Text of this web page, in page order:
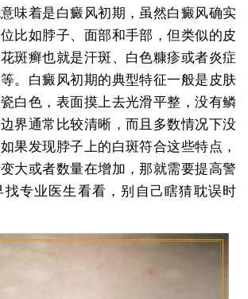
味着是白癜风初期，虽然白癜风确实
比如脖子、面部和手部，但类似的皮
斑癣也就是汗斑、白色糠疹或者炎症
。白癜风初期的典型特征一般是皮肤
白色，表面摸上去光滑平整，没有鳞
界通常比较清晰，而且多数情况下没
果发现脖子上的白斑符合这些特点，
大或者数量在增加，那就需要提高警
找专业医生看看，别自己瞎猜耽误时